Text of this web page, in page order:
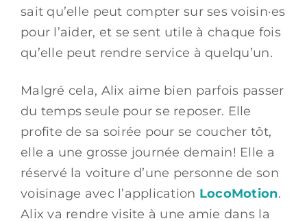
sait qu’elle peut compter sur ses voisin·es
pour l’aider, et se sent utile à chaque fois
qu’elle peut rendre service à quelqu’un.
Malgré cela, Alix aime bien parfois passer
du temps seule pour se reposer. Elle
profite de sa soirée pour se coucher tôt,
elle a une grosse journée demain! Elle a
réservé la voiture d’une personne de son
voisinage avec l’application LocoMotion.
Alix va rendre visite à une amie dans la